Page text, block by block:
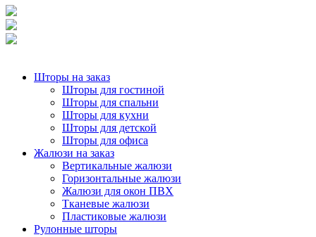
Шторы на заказ
Шторы для гостиной
Шторы для спальни
Шторы для кухни
Шторы для детской
Шторы для офиса
Жалюзи на заказ
Вертикальные жалюзи
Горизонтальные жалюзи
Жалюзи для окон ПВХ
Тканевые жалюзи
Пластиковые жалюзи
Рулонные шторы